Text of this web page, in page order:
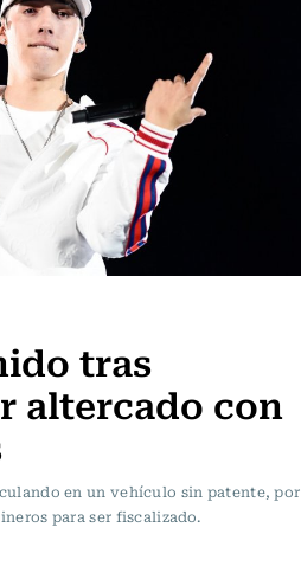
tras
altercado con
en un vehículo sin patente, por
para ser fiscalizado.